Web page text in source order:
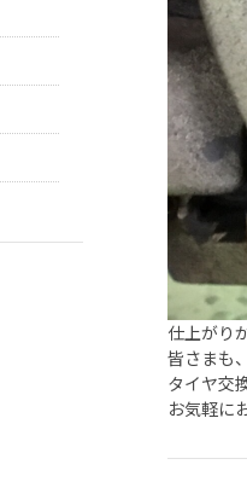
仕上がり
皆さまも
タイヤ交
お気軽に